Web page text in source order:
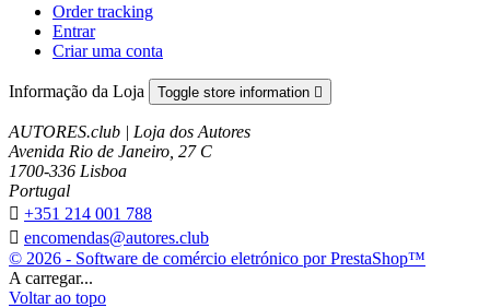
Order tracking
Entrar
Criar uma conta
Informação da Loja Toggle store information 
AUTORES.club | Loja dos Autores
Avenida Rio de Janeiro, 27 C
1700-336 Lisboa
Portugal
 +351 214 001 788
 encomendas@autores.club
© 2026 - Software de comércio eletrónico por PrestaShop™
A carregar...
Voltar ao topo